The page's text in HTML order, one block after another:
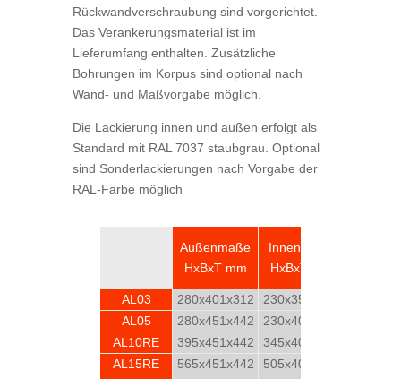
Rückwandverschraubung sind vorgerichtet.
Das Verankerungsmaterial ist im
Lieferumfang enthalten. Zusätzliche
Bohrungen im Korpus sind optional nach
Wand- und Maßvorgabe möglich.
Die Lackierung innen und außen erfolgt als
Standard mit RAL 7037 staubgrau. Optional
sind Sonderlackierungen nach Vorgabe der
RAL-Farbe möglich
Außenmaße
HxBxT mm
Innenmaße
HxBxT mm
AL03
280x401x312 230x351x180
AL05
280x451x442 230x401x442
AL10RE
395x451x442 345x401x442
AL15RE
565x451x442 505x401x442